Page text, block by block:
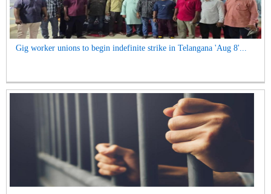
Gig worker unions to begin indefinite strike in Telangana 'Aug 8'...